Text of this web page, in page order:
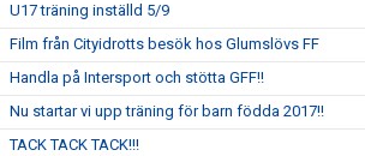
U17 träning inställd 5/9
Film från Cityidrotts besök hos Glumslövs FF
Handla på Intersport och stötta GFF!!
Nu startar vi upp träning för barn födda 2017!!
TACK TACK TACK!!!